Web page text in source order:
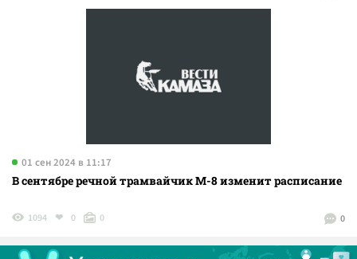
01 сен 2024 в 11:17
В сентябре речной трамвайчик М-8 изменит расписание
0
1094 0 0